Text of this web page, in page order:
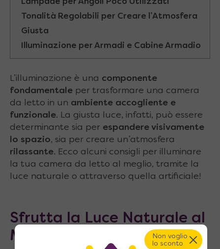
Lampade per Angoli Poco Utilizzati
Tonalità Regolabili per Creare l’Atmosfera
Giusta
Illuminazione per Armadi e Cabine Armadio
L’illuminazione è una componente
fondamentale per trasformare una camera
da letto in un ambiente accogliente e
funzionale. La giusta luce, infatti, può essere
determinante sia per espandere visivamente
lo spazio, sia per creare un’atmosfera
rilassante. Ecco alcuni consigli per illuminare
la tua camera da letto al meglio, tramite la
luce naturale o attraverso quella artificiale!
Sfrutta la Luce Naturale al
Massimo
Non voglio
lo sconto